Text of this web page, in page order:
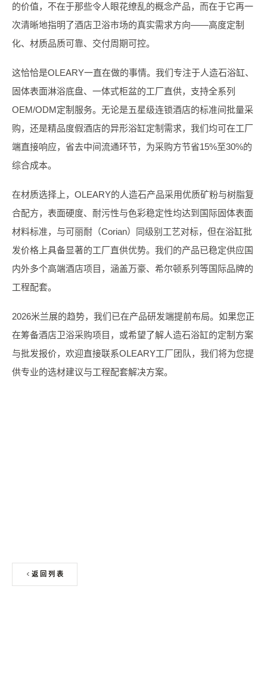
的价值，不在于那些令人眼花缭乱的概念产品，而在于它再一
次清晰地指明了酒店卫浴市场的真实需求方向——高度定制
化、材质品质可靠、交付周期可控。
这恰恰是OLEARY一直在做的事情。我们专注于人造石浴缸、
固体表面淋浴底盘、一体式柜盆的工厂直供，支持全系列
OEM/ODM定制服务。无论是五星级连锁酒店的标准间批量采
购，还是精品度假酒店的异形浴缸定制需求，我们均可在工厂
端直接响应，省去中间流通环节，为采购方节省15%至30%的
综合成本。
在材质选择上，OLEARY的人造石产品采用优质矿粉与树脂复
合配方，表面硬度、耐污性与色彩稳定性均达到国际固体表面
材料标准，与可丽耐（Corian）同级别工艺对标，但在浴缸批
发价格上具备显著的工厂直供优势。我们的产品已稳定供应国
内外多个高端酒店项目，涵盖万豪、希尔顿系列等国际品牌的
工程配套。
2026米兰展的趋势，我们已在产品研发端提前布局。如果您正
在筹备酒店卫浴采购项目，或希望了解人造石浴缸的定制方案
与批发报价，欢迎直接联系OLEARY工厂团队，我们将为您提
供专业的选材建议与工程配套解决方案。
返回列表